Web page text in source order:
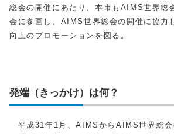
総会の開催にあたり、本市もAIMS世界総
会に参画し、AIMS世界総会の開催に協力
向上のプロモーションを図る。
発端（きっかけ）は何？
平成31年1月、AIMSからAIMS世界総会